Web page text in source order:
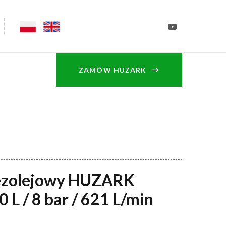
ZAMÓW HUZARK
HUZARK
L / 8 bar / 621 L/min